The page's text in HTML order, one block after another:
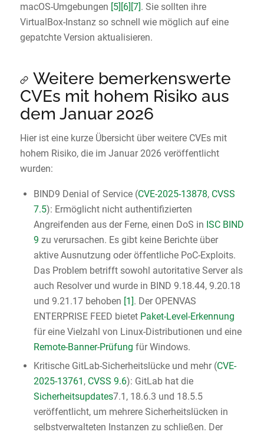
macOS-Umgebungen [5] [6] [7]. Sie sollten ihre
VirtualBox-Instanz so schnell wie möglich auf eine
gepatchte Version aktualisieren.
Weitere bemerkenswerte
CVEs mit hohem Risiko aus
dem Januar 2026
Hier ist eine kurze Übersicht über weitere CVEs mit
hohem Risiko, die im Januar 2026 veröffentlicht
wurden:
BIND9 Denial of Service (CVE-2025-13878, CVSS
7.5): Ermöglicht nicht authentifizierten
Angreifenden aus der Ferne, einen DoS in ISC BIND
9 zu verursachen. Es gibt keine Berichte über
aktive Ausnutzung oder öffentliche PoC-Exploits.
Das Problem betrifft sowohl autoritative Server als
auch Resolver und wurde in BIND 9.18.44, 9.20.18
und 9.21.17 behoben [1]. Der OPENVAS
ENTERPRISE FEED bietet Paket-Level-Erkennung
für eine Vielzahl von Linux-Distributionen und eine
Remote-Banner-Prüfung für Windows.
Kritische GitLab-Sicherheitslücke und mehr (CVE-
2025-13761 , CVSS 9.6): GitLab hat die
Sicherheitsupdates7.1, 18.6.3 und 18.5.5
veröffentlicht, um mehrere Sicherheitslücken in
selbstverwalteten Instanzen zu schließen. Der